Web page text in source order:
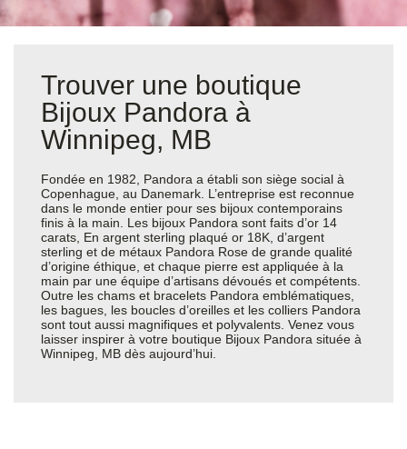
Trouver une boutique
Bijoux Pandora à
Winnipeg, MB
Fondée en 1982, Pandora a établi son siège social à
Copenhague, au Danemark. L’entreprise est reconnue
dans le monde entier pour ses bijoux contemporains
finis à la main. Les bijoux Pandora sont faits d’or 14
carats, En argent sterling plaqué or 18K, d’argent
sterling et de métaux Pandora Rose de grande qualité
d’origine éthique, et chaque pierre est appliquée à la
main par une équipe d’artisans dévoués et compétents.
Outre les chams et bracelets Pandora emblématiques,
les bagues, les boucles d’oreilles et les colliers Pandora
sont tout aussi magnifiques et polyvalents. Venez vous
laisser inspirer à votre boutique Bijoux Pandora située à
Winnipeg, MB dès aujourd’hui.